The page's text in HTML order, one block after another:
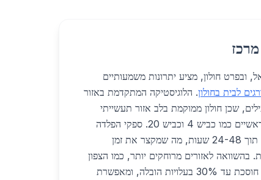
בישראל, ובפרט חולון, מציע יתרונות משמעותיים
לבית בחולון. הלוגיסטיקה המתקדמת באזור
שכן חולון ממוקמת בלב אזור תעשייתי
מפותח עם גישה נוחה לכבישים ראשיים כמו כביש 4 וכביש 20. ספקי הפלדה
והברזל כאן יכולים לספק חומרים תוך 24-48 שעות, מה שמקצר את זמן
בהשוואה לאזורים מרוחקים יותר, כמו הצפון
או הדרום, הלוגיסטיקה המרכזית חוסכת עד 30% בעלויות הובלה, ומאפשרת